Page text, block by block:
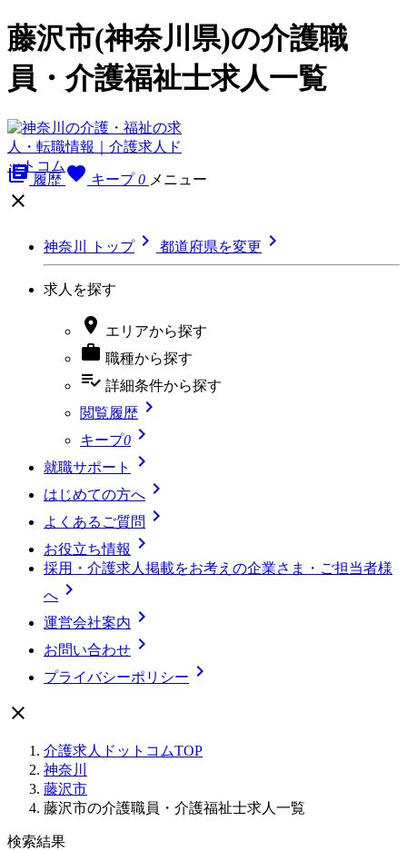
藤沢市(神奈川県)の介護職
員・介護福祉士求人一覧
library_books 履歴 favorite キープ 0 メニュー

神奈川 トップ 都道府県を変更 
求人を探す
 エリアから探す
 職種から探す
playlist_add_check 詳細条件から探す
閲覧履歴 
キープ0 
就職サポート 
はじめての方へ 
よくあるご質問 
お役立ち情報 
採用・介護求人掲載をお考えの企業さま・ご担当者様
へ 
運営会社案内 
お問い合わせ 
プライバシーポリシー 

介護求人ドットコムTOP
神奈川
藤沢市
藤沢市の介護職員・介護福祉士求人一覧
検索結果